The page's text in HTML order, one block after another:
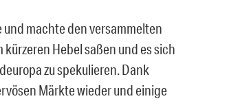
machte den versammelten
Hebel saßen und es sich
zu spekulieren. Dank
Märkte wieder und einige